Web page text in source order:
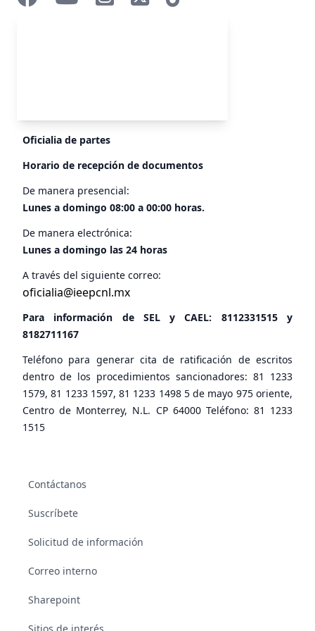
Oficialia de partes
Horario de recepción de documentos
De manera presencial:
Lunes a domingo 08:00 a 00:00 horas.
De manera electrónica:
Lunes a domingo las 24 horas
A través del siguiente correo:
oficialia@ieepcnl.mx
Para información de SEL y CAEL: 8112331515y
8182711167
Teléfono para generar cita de ratificación de escritos
dentro de los procedimientos sancionadores: 81 1233
1579, 81 1233 1597, 81 1233 1498 5 de mayo 975 oriente,
Centro de Monterrey, N.L. CP 64000 Teléfono: 81 1233
1515
Contáctanos
Suscríbete
Solicitud de información
Correo interno
Sharepoint
Sitios de interés